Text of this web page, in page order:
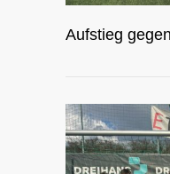
Aufstieg